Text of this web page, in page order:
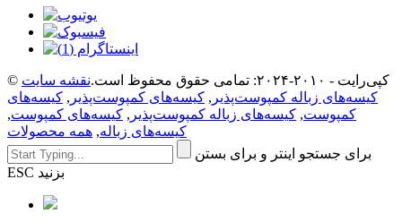
© کپی‌رایت - ۲۰۱۰-۲۰۲۴: تمامی حقوق محفوظ است.
نقشه سایت
کیسه‌های زباله کمپوست‌پذیر , کیسه‌های کمپوست‌پذیر , کیسه‌های
کمپوست, کیسه‌های زباله کمپوست‌پذیر , کیسه‌های کمپوست,
کیسه‌های زباله, همه محصولات
برای جستجو اینتر و برای بستن
ESC بزنید